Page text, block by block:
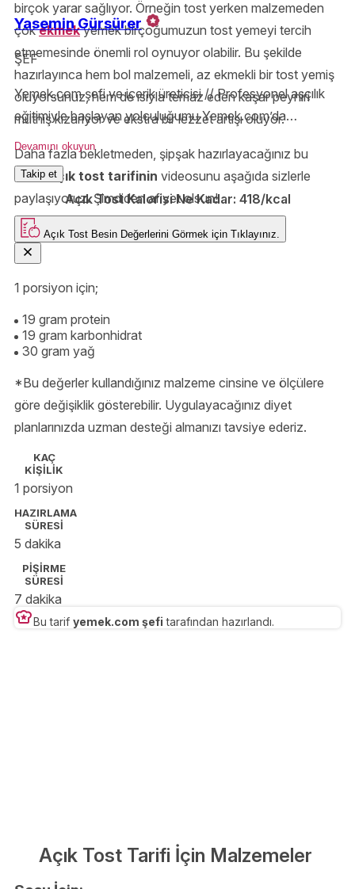
birçok yarar sağlıyor. Örneğin tost yerken malzemeden
çokekmekyemek birçoğumuzun tost yemeyi tercih
etmemesinde önemli rol oynuyor olabilir. Bu şekilde
hazırlayınca hem bol malzemeli, az ekmekli bir tost yemiş
oluyorsunuz, hem de ısıyla temaz eden kaşar peyniri
müthiş kızarıyor ve ekstra bir lezzet artışı oluyor.
Daha fazla bekletmeden, şipşak hazırlayacağınız bu
nefis açık tost tarifinin videosunu aşağıda sizlerle
paylaşıyoruz. Şimdiden afiyet olsun!
Yasemin Gürsürer
ŞEF
Yemek.com şefi ve içerik üreticisi // Profesyonel aşçılık
eğitimiyle başlayan yolculuğumu Yemek.com’da
tarifler hazırlamak benim için sadece iş değil, büyük bir
tutku. 🍔🍳🥑
Devamını okuyun
Takip et
Açık Tost Kalorisi Ne Kadar: 418/kcal
Açık Tost Besin Değerlerini Görmek için Tıklayınız.
1 porsiyon için;
19 gram protein
19 gram karbonhidrat
30 gram yağ
*Bu değerler kullandığınız malzeme cinsine ve ölçülere
göre değişiklik gösterebilir. Uygulayacağınız diyet
planlarınızda uzman desteği almanızı tavsiye ederiz.
KAÇ
KİŞİLİK
1 porsiyon
HAZIRLAMA
SÜRESİ
5 dakika
PİŞİRME
SÜRESİ
7 dakika
Bu tarif yemek.com şefi tarafından hazırlandı.
Açık Tost Tarifi İçin Malzemeler